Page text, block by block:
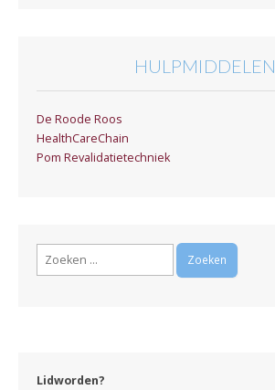
HULPMIDDELEN
De Roode Roos
HealthCareChain
Pom Revalidatietechniek
Zoeken
Lidworden?